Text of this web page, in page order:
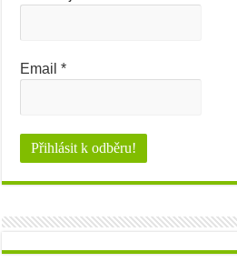
Email*